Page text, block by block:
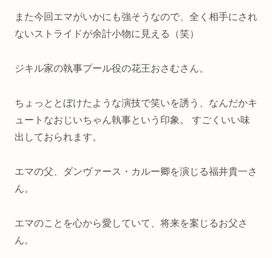
また今回エマがいかにも強そうなので、全く相手にされ
ないストライドが余計小物に見える（笑）
ジキル家の執事プール役の花王おさむさん。
ちょっととぼけたような演技で笑いを誘う、なんだかキ
ュートなおじいちゃん執事という印象。 すごくいい味
出しておられます。
エマの父、ダンヴァース・カルー卿を演じる福井貴一さ
ん。
エマのことを心から愛していて、将来を案じるお父さ
ん。